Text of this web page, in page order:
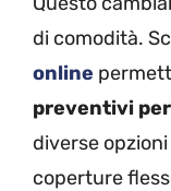
di comodità.
online
preventivi
diverse
coperture